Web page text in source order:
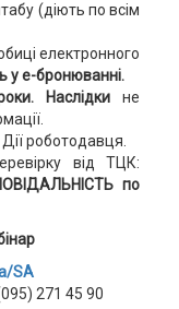
(діють по всім
електронного
у е-бронюванні.
Наслідкине
Дії роботодавця.
від ТЦК:
по
SA
271 45 90